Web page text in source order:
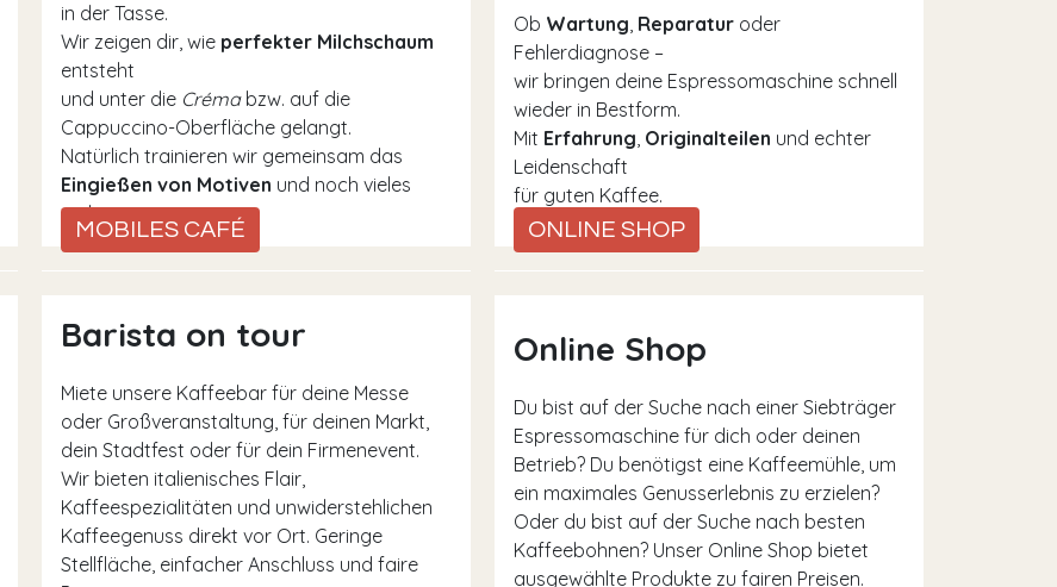
in der Tasse.
Wir zeigen dir, wie perfekter Milchschaum
entsteht
und unter die Crémabzw. auf die
Cappuccino-Oberfläche gelangt.
Natürlich trainieren wir gemeinsam das
Eingießen von Motiven und noch vieles
mehr.
Ob Wartung, Reparatur oder
Fehlerdiagnose –
wir bringen deine Espressomaschine schnell
wieder in Bestform.
Mit Erfahrung, Originalteilen und echter
Leidenschaft
für guten Kaffee.
MOBILES CAFÉ ONLINE SHOP
Barista on tour
Miete unsere Kaffeebar für deine Messe
oder Großveranstaltung, für deinen Markt,
dein Stadtfest oder für dein Firmenevent.
Wir bieten italienisches Flair,
Kaffeespezialitäten und unwiderstehlichen
Kaffeegenuss direkt vor Ort. Geringe
Stellfläche, einfacher Anschluss und faire
Online Shop
Du bist auf der Suche nach einer Siebträger
Espressomaschine für dich oder deinen
Betrieb? Du benötigst eine Kaffeemühle, um
ein maximales Genusserlebnis zu erzielen?
Oder du bist auf der Suche nach besten
Kaffeebohnen? Unser Online Shop bietet
ausgewählte Produkte zu fairen Preisen.